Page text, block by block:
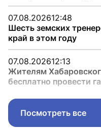
07.08.202612:48
Шесть земских
край в этом году
07.08.202612:13
Жителям
бесплатно провести
Посмотреть все